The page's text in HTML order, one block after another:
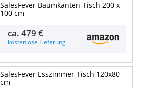
SalesFever Baumkanten-Tisch 200 x
100 cm
ca.479 €
kostenlose Lieferung
SalesFever Esszimmer-Tisch 120x80
cm